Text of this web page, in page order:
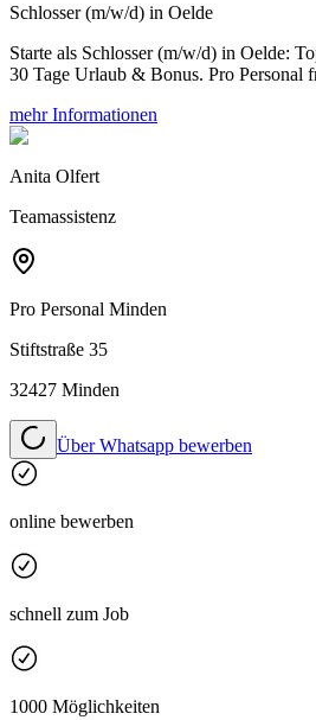
Schlosser (m/w/d) in Oelde
Starte als Schlosser (m/w/d) in Oelde:
30 Tage Urlaub & Bonus. Pro Personal
mehr Informationen
Anita Olfert
Teamassistenz
Pro Personal Minden
Stiftstraße 35
32427 Minden
Über Whatsapp bewerben
online bewerben
schnell zum Job
1000 Möglichkeiten